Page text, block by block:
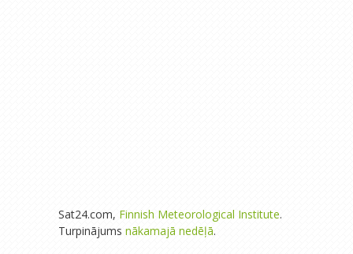
Sat24.com, Finnish Meteorological Institute.
Turpinājums nākamajā nedēļā.